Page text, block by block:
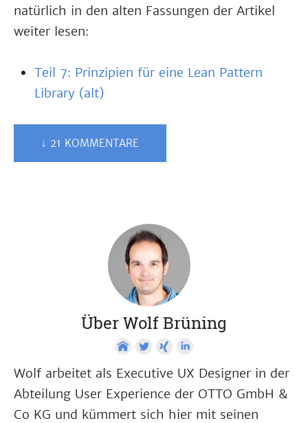
natürlich in den alten Fassungen der Artikel
weiter lesen:
Teil 7: Prinzipien für eine Lean Pattern
Library (alt)
↓ 21 KOMMENTARE
Über Wolf Brüning
Wolf arbeitet als Executive UX Designer in der
Abteilung User Experience der OTTO GmbH &
Co KG und kümmert sich hier mit seinen